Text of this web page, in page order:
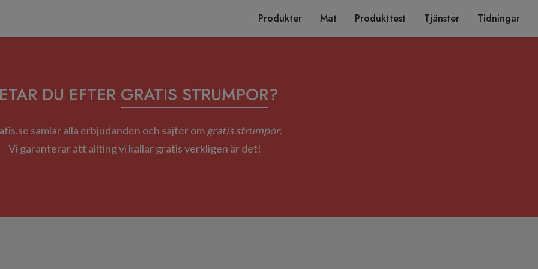
Produkter Mat Produkttest Tjänster Tidningar
DU EFTER GRATIS STRUMPOR?
samlar alla erbjudanden och sajter om gratis strumpor.
Vi garanterar att allting vi kallar gratis verkligen är det!